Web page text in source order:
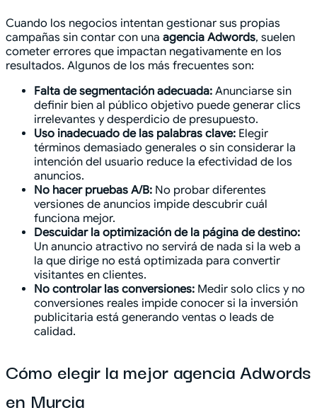
Cuando los negocios intentan gestionar sus propias
campañas sin contar con una agencia Adwords, suelen
cometer errores que impactan negativamente en los
resultados. Algunos de los más frecuentes son:
Falta de segmentación adecuada: Anunciarse sin
definir bien al público objetivo puede generar clics
irrelevantes y desperdicio de presupuesto.
Uso inadecuado de las palabras clave: Elegir
términos demasiado generales o sin considerar la
intención del usuario reduce la efectividad de los
anuncios.
No hacer pruebas A/B: No probar diferentes
versiones de anuncios impide descubrir cuál
funciona mejor.
Descuidar la optimización de la página de destino:
Un anuncio atractivo no servirá de nada si la web a
la que dirige no está optimizada para convertir
visitantes en clientes.
No controlar las conversiones: Medir solo clics y no
conversiones reales impide conocer si la inversión
publicitaria está generando ventas o leads de
calidad.
Cómo elegir la mejor agencia Adwords
en Murcia